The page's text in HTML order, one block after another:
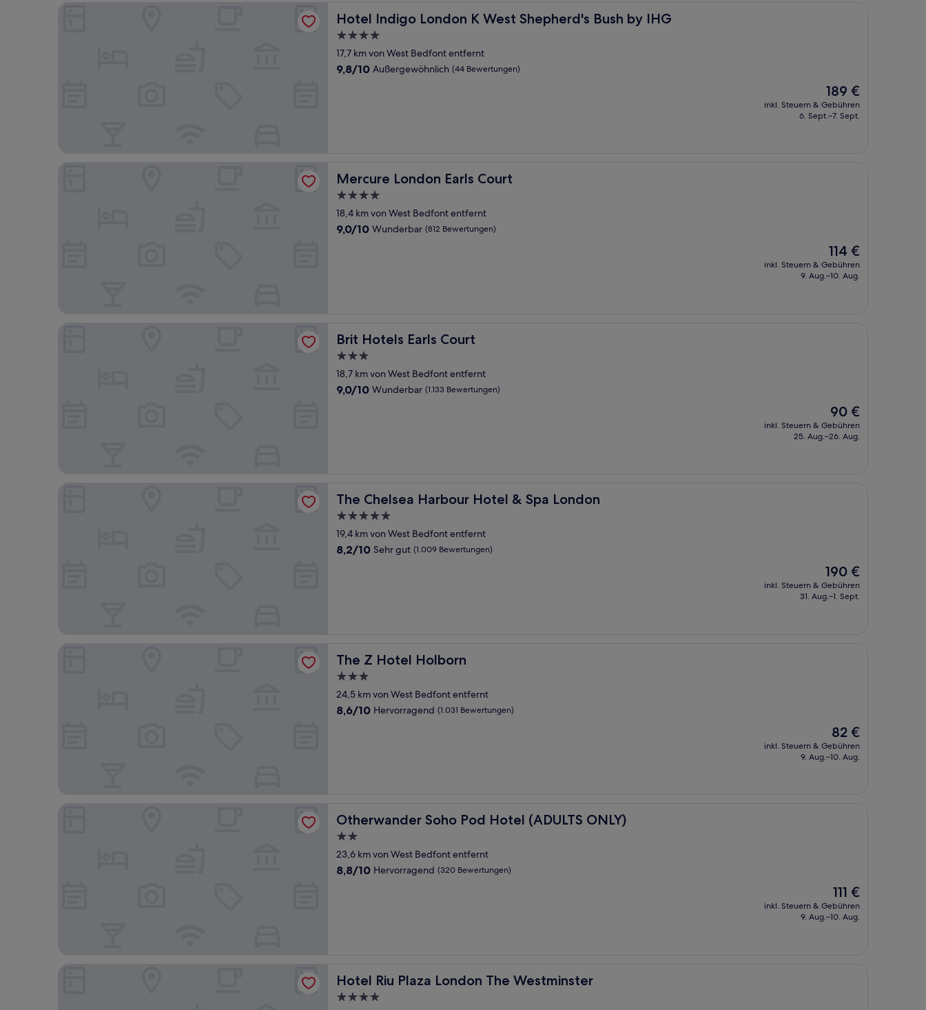
Hotel Indigo London K West Shepherd's Bush by IHG
Hotel Indigo London K West Shepherd's Bush by IHG
4.0-
Sterne-
Unterkunft
17,7 km von West Bedfont entfernt
9.8
9,8/10 Außergewöhnlich (44 Bewertungen)
Der
Preis
beträgt
189 €
inkl. Steuern & Gebühren
6. Sept.–7. Sept.
Hotel Indigo London K West Shepherd's Bush by IHG
Mercure London Earls Court
Mercure London Earls Court
4.0-
Sterne-
Unterkunft
18,4 km von West Bedfont entfernt
9.0
9,0/10 Wunderbar (812 Bewertungen)
Der
Preis
beträgt
114 €
inkl. Steuern & Gebühren
9. Aug.–10. Aug.
Brit Hotels Earls Court
Brit Hotels Earls Court
3.0-
Sterne-
Unterkunft
18,7 km von West Bedfont entfernt
9.0
9,0/10 Wunderbar (1.133 Bewertungen)
Der
Preis
beträgt
90 €
inkl. Steuern & Gebühren
25. Aug.–26. Aug.
Brit Hotels Earls Court
The Chelsea Harbour Hotel & Spa London
The Chelsea Harbour Hotel & Spa London
5.0-
Sterne-
Unterkunft
19,4 km von West Bedfont entfernt
8.2
8,2/10 Sehr gut (1.009 Bewertungen)
Der
Preis
beträgt
190 €
inkl. Steuern & Gebühren
31. Aug.–1. Sept.
The Z Hotel Holborn
The Z Hotel Holborn
3.0-
Sterne-
Unterkunft
24,5 km von West Bedfont entfernt
8.6
8,6/10 Hervorragend (1.031 Bewertungen)
Der
Preis
beträgt
82 €
inkl. Steuern & Gebühren
9. Aug.–10. Aug.
The Z Hotel Holborn
Otherwander Soho Pod Hotel (ADULTS ONLY)
Otherwander Soho Pod Hotel (ADULTS ONLY)
2.0-
Sterne-
Unterkunft
23,6 km von West Bedfont entfernt
8.8
8,8/10 Hervorragend (320 Bewertungen)
Der
Preis
beträgt
111 €
inkl. Steuern & Gebühren
9. Aug.–10. Aug.
Hotel Riu Plaza London The Westminster
Hotel Riu Plaza London The Westminster
4.0-
Hotel Riu Plaza London The Westminster